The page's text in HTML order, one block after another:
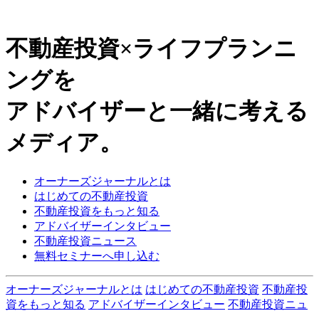
不動産投資×ライフプランニ
ングを
アドバイザーと一緒に考える
メディア。
オーナーズジャーナルとは
はじめての不動産投資
不動産投資をもっと知る
アドバイザーインタビュー
不動産投資ニュース
無料セミナーへ申し込む
オーナーズジャーナルとは はじめての不動産投資 不動産投
資をもっと知る アドバイザーインタビュー 不動産投資ニュ